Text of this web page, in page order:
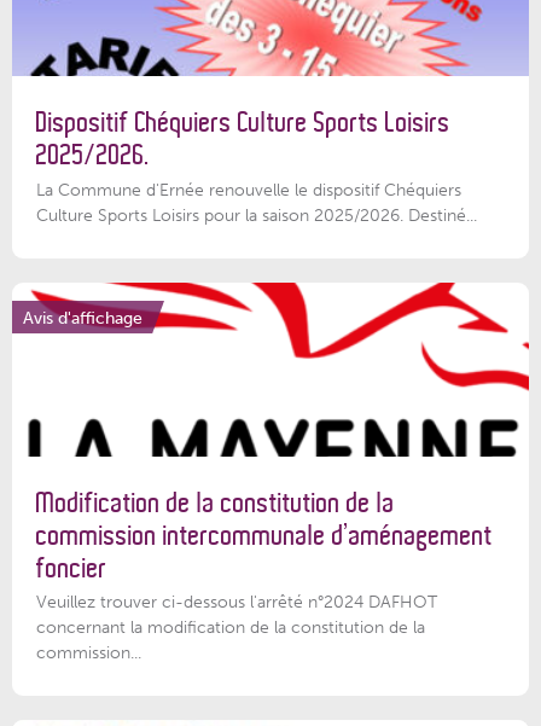
Dispositif Chéquiers Culture Sports Loisirs
2025/2026.
La Commune d'Ernée renouvelle le dispositif Chéquiers
Culture Sports Loisirs pour la saison 2025/2026. Destiné...
Avis d'affichage
Modification de la constitution de la
commission intercommunale d’aménagement
foncier
Veuillez trouver ci-dessous l'arrêté n°2024 DAFHOT
concernant la modification de la constitution de la
commission...